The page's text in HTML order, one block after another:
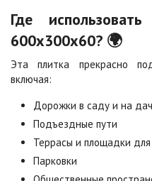
Цена по запросу
Цена по запросу
Где
600х300х60? 🌍
Эта плитка прекрасно
включая:
Дорожки в саду и на
Подъездные пути
Террасы и площадки
Парковки